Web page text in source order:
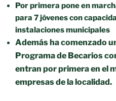
Por primera pone en
para 7 jóvenes con
instalaciones municipales
Además ha comenzado
Programa de Becarios
entran por primera en el
empresas de la localidad.